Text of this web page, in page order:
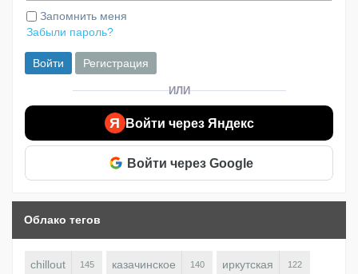
Запомнить меня
Забыли пароль?
Войти Регистрация
ИЛИ
Я Войти через Яндекс
Войти через Google
Облако тегов
chillout 145 казачинское 140 иркутская 122